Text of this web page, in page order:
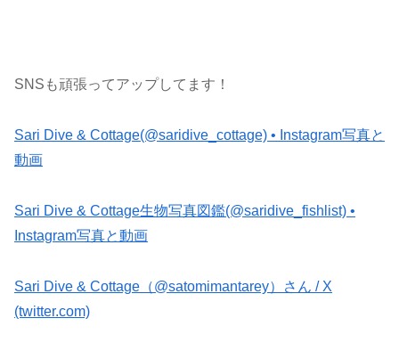
SNSも頑張ってアップしてます！
Sari Dive & Cottage(@saridive_cottage) • Instagram写真と
動画
Sari Dive & Cottage生物写真図鑑(@saridive_fishlist) •
Instagram写真と動画
Sari Dive & Cottage（@satomimantarey）さん / X
(twitter.com)